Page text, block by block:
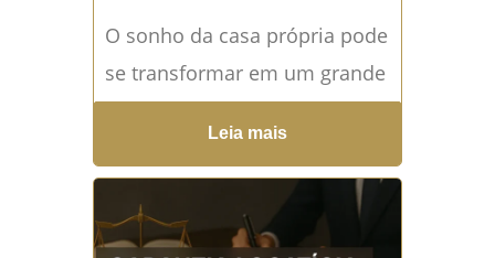
O sonho da casa própria pode
se transformar em um grande
problema quando o imóvel
adquirido está em situação
irregular. Muitos
proprietários...Leia mais →
Leia mais